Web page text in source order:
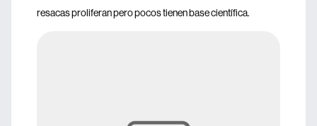
resacas proliferan pero pocos tienen base científica.